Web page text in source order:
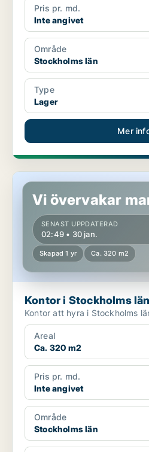
Pris pr. md.
Inte angivet
Område
Stockholms län
Type
Lager
Mer
Kontor i Stockholms län
Vi övervakar
SENAST UPPDATERAD
02:49 • 30 jan.
Skapad 1 yr Ca. 320 m2
Kontor i Stockholms län
Kontor att hyra i Stockholms
Areal
Ca. 320 m2
Pris pr. md.
Inte angivet
Område
Stockholms län